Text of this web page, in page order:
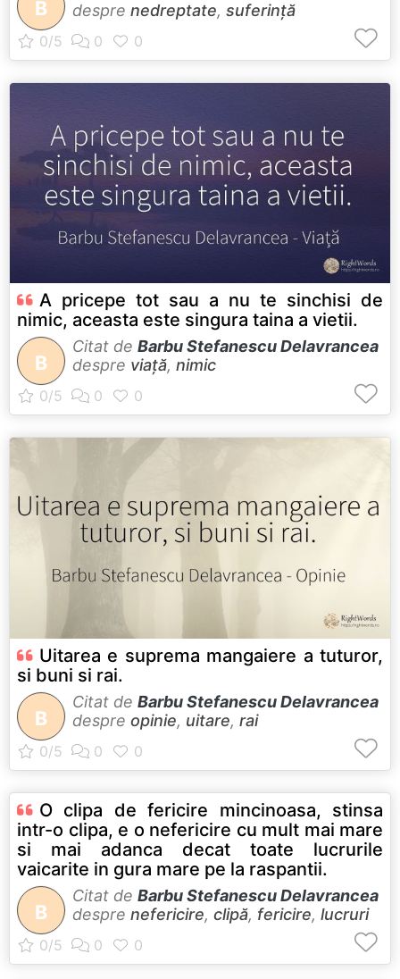
B
despre nedreptate, suferință
A pricepe tot sau a nu te sinchisi de
nimic, aceasta este singura taina a vietii.
B
Citat de Barbu Stefanescu Delavrancea
despre viață, nimic
Uitarea e suprema mangaiere a tuturor,
si buni si rai.
B
Citat de Barbu Stefanescu Delavrancea
despre opinie, uitare, rai
O clipa de fericire mincinoasa, stinsa
intr-o clipa, e o nefericire cu mult mai mare
si mai adanca decat toate lucrurile
vaicarite in gura mare pe la raspantii.
B
Citat de Barbu Stefanescu Delavrancea
despre nefericire, clipă, fericire, lucruri